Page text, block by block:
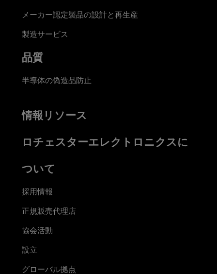
メーカー認定製品の設計と再生産
製造サービス
品質
半導体の偽造品防止
情報リソース
ロチェスターエレクトロニクスに
ついて
採用情報
正規販売代理店
協会活動
設立
グローバル拠点